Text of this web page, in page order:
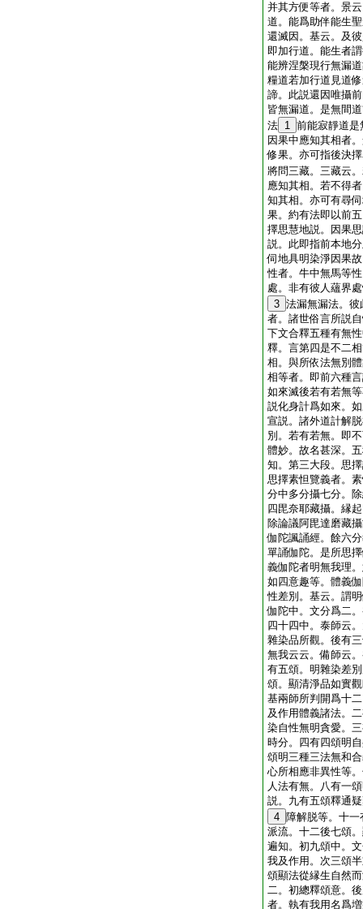
并其方便等者。景
道。能爲助伴能生
還滅因。基云。及
即加行道。能生者
能辨涅槃現行無漏
糧道若加行道見道
諦。此説還因唯攝
皆無漏道。是無間
法 1 前能寂靜道是
因果中應知其相者
修果。亦可指後決
將問三藏。三藏云
應知其相。若不得
知其相。亦可有尋
果。約有法即以前
擇思慧地説。因果
説。此即指前本地
伺地具明染淨因果
性者。牛中無馬等
處。非有彼人蘊界
3 法漏無漏法。
者。諸世俗言所説
下文合釋五種有無
釋。言第四是不二
相。與所依法無別
相等者。即前六種
如來滅後若有若無
説化身計爲如來。
宣説。諸外道計解
別。若有若無。即
體妙。故名甚深。
知。第三大段。思
思擇素怛覽義者。
分中多分攝七分。
四毘奈耶藏攝。縁
除論議阿毘達磨藏
伽陀諷誦經。餘六
單誦伽陀。是所思
義伽陀者明無我理
如四意趣等。體義
性差別。基云。謂
伽陀中。文分爲二
四十四中。泰師云
雜染品所觀。後有
無我云云。備師云
有五頌。明雜染差
頌。顯清淨品如實
基兩師所判開爲十
及作用體義諸法。
染自性無明貪愛。
時分。四有四頌明
頌明三種三法無和
心所相應非異性等
人法有無。八有一
説。九有五頌釋通
4 障解脱等。十
派流。十二後七頌
遍知。初九頌中。
我及作用。次三頌
頌顯法從縁生自然
二。初總釋頌意。
者。執有我用名爲